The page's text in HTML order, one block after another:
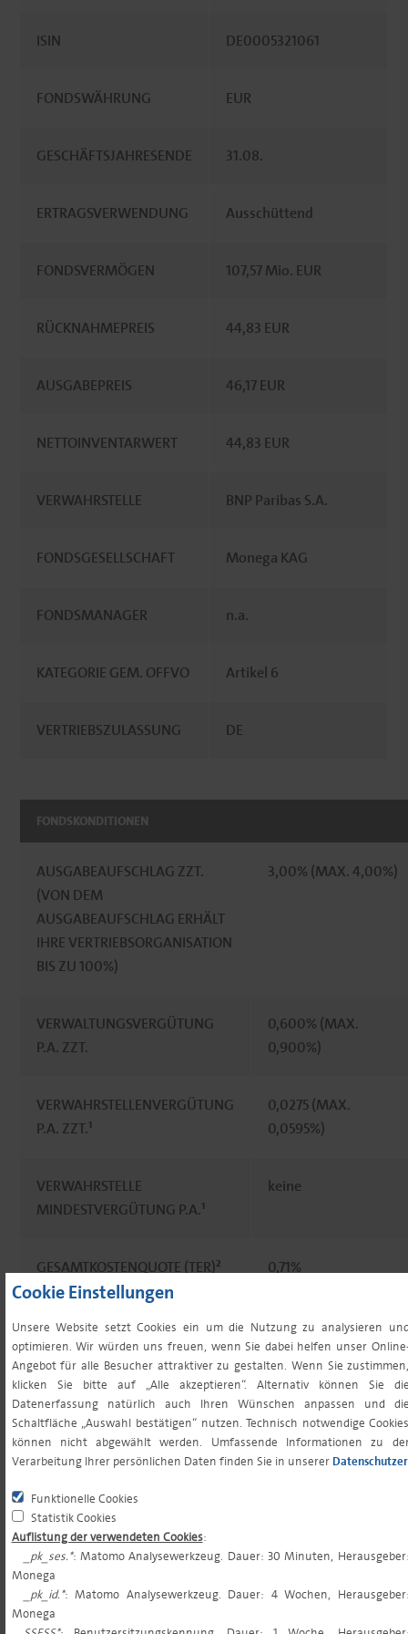
Cookie Einstellungen
Unsere Website setzt Cookies ein um die Nutzung zu analysieren und
optimieren. Wir würden uns freuen, wenn Sie dabei helfen unser Online-
Angebot für alle Besucher attraktiver zu gestalten. Wenn Sie zustimmen,
klicken Sie bitte auf „Alle akzeptieren“. Alternativ können Sie die
Datenerfassung natürlich auch Ihren Wünschen anpassen und die
Schaltfläche „Auswahl bestätigen“ nutzen. Technisch notwendige Cookies
können nicht abgewählt werden. Umfassende Informationen zu der
Verarbeitung Ihrer persönlichen Daten finden Sie in unserer
Funktionelle Cookies
Statistik Cookies
Auflistung der verwendeten Cookies:
_pk_ses.*: Matomo Analysewerkzeug. Dauer: 30 Minuten, Herausgeber:
Monega
_pk_id.*: Matomo Analysewerkzeug. Dauer: 4 Wochen, Herausgeber:
Monega
ISIN DE0005321061
FONDSWÄHRUNG EUR
GESCHÄFTSJAHRESENDE 31.08.
ERTRAGSVERWENDUNG Ausschüttend
FONDSVERMÖGEN 107,57 Mio. EUR
RÜCKNAHMEPREIS 44,83 EUR
AUSGABEPREIS 46,17 EUR
NETTOINVENTARWERT 44,83 EUR
VERWAHRSTELLE BNP Paribas S.A.
FONDSGESELLSCHAFT Monega KAG
FONDSMANAGER n.a.
KATEGORIE GEM. OFFVO Artikel 6
VERTRIEBSZULASSUNG DE
FONDSKONDITIONEN
AUSGABEAUFSCHLAG ZZT.
(VON DEM
AUSGABEAUFSCHLAG ERHÄLT
IHRE VERTRIEBSORGANISATION
BIS ZU 100%)
3,00% (MAX. 4,00%)
VERWALTUNGSVERGÜTUNG
P.A. ZZT.
0,600% (MAX.
0,900%)
VERWAHRSTELLENVERGÜTUNG
P.A. ZZT.¹
0,0275 (MAX.
0,0595%)
VERWAHRSTELLE
MINDESTVERGÜTUNG P.A.¹
keine
GESAMTKOSTENQUOTE (TER)² 0,71%
PERFORMANCE FEE keine
MINDESTERSTANLAGE³ 0,00 EUR
MINDESTFOLGENANLAGE³ 0,00 EUR
SPARPLANFÄHIGKEIT
ORDERSCHLUSSZEITEN 10:30 (tgl. für tgl.)
VL-FÄHIGKEIT